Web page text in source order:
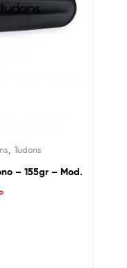
Tudons
– 155gr – Mod.